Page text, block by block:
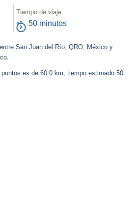
Tiempo de viaje:
50 minutos
San Juan del Río, QRO, México y
es de 60.0 km, tiempo estimado 50